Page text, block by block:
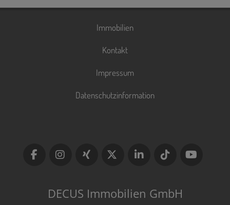
Immobilien
Kontakt
Impressum
Datenschutzinformation
DECUS Immobilien GmbH